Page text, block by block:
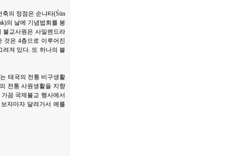
의 정점은 순냐타(Śūn
의 날에 기념법회를 봉
불교사원은 사일렌드라
것은 4층으로 이루어진
려져 있다. 또 하나의 불
태국의 전통 비구생활
전통 사원생활을 지향
끔 국제불교 행사에서
자마자 달려가서 예를